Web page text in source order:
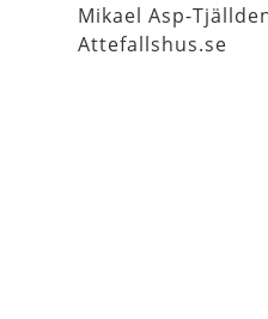
Mikael Asp-
Attefallshus.se